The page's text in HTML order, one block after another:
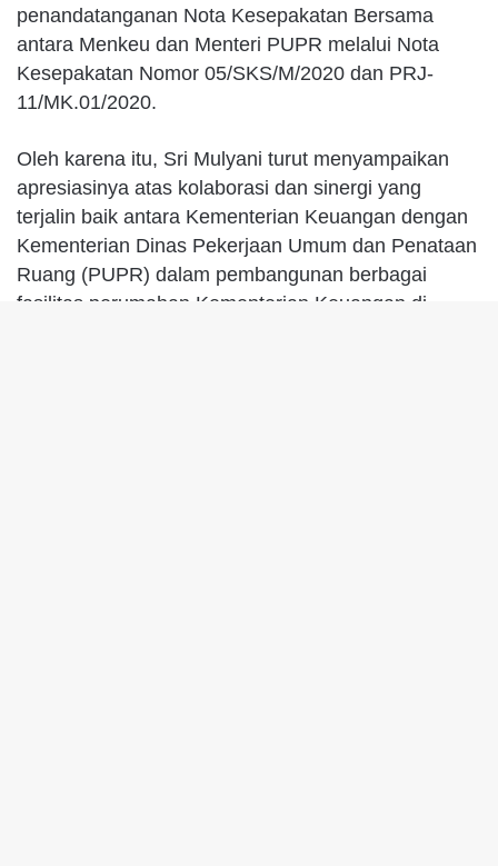
penandatanganan Nota Kesepakatan Bersama
antara Menkeu dan Menteri PUPR melalui Nota
Kesepakatan Nomor 05/SKS/M/2020 dan PRJ-
11/MK.01/2020.
Oleh karena itu, Sri Mulyani turut menyampaikan
apresiasinya atas kolaborasi dan sinergi yang
terjalin baik antara Kementerian Keuangan dengan
Kementerian Dinas Pekerjaan Umum dan Penataan
Ruang (PUPR) dalam pembangunan berbagai
fasilitas perumahan Kementerian Keuangan di